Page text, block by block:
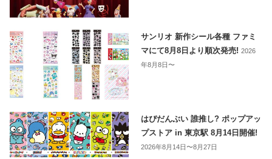
サンリオ 新作シール各種 ファミ
マにて8月8日より順次発売!2026
年8月8日〜
はぴだんぶい 誰推し? ポップアッ
プストア in 東京駅 8月14日開催!
2026年8月14日〜8月27日